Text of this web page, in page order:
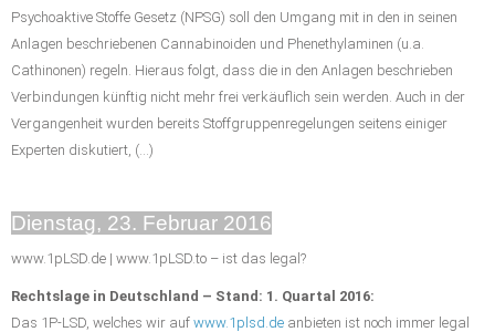
Psychoaktive Stoffe Gesetz (NPSG) soll den Umgang mit in den in seinen
Anlagen beschriebenen Cannabinoiden und Phenethylaminen (u.a.
Cathinonen) regeln. Hieraus folgt, dass die in den Anlagen beschrieben
Verbindungen künftig nicht mehr frei verkäuflich sein werden. Auch in der
Vergangenheit wurden bereits Stoffgruppenregelungen seitens einiger
Experten diskutiert, (…)
Dienstag, 23. Februar 2016
www.1pLSD.de | www.1pLSD.to – ist das legal?
Rechtslage in Deutschland – Stand: 1. Quartal 2016:
Das 1P-LSD, welches wir auf www.1plsd.de anbieten ist noch immer legal